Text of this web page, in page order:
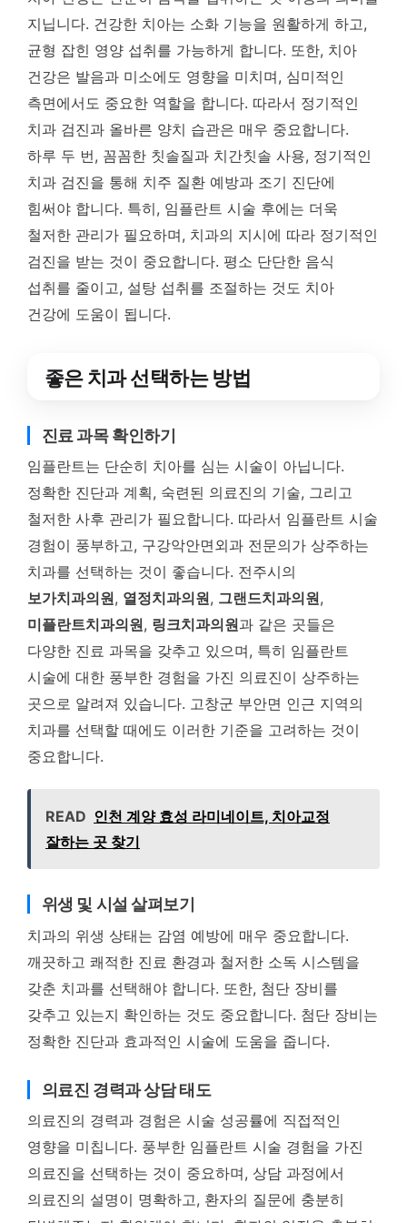
지닙니다. 건강한 치아는 소화 기능을 원활하게 하고,
균형 잡힌 영양 섭취를 가능하게 합니다. 또한, 치아
건강은 발음과 미소에도 영향을 미치며, 심미적인
측면에서도 중요한 역할을 합니다. 따라서 정기적인
치과 검진과 올바른 양치 습관은 매우 중요합니다.
하루 두 번, 꼼꼼한 칫솔질과 치간칫솔 사용, 정기적인
치과 검진을 통해 치주 질환 예방과 조기 진단에
힘써야 합니다. 특히, 임플란트 시술 후에는 더욱
철저한 관리가 필요하며, 치과의 지시에 따라 정기적인
검진을 받는 것이 중요합니다. 평소 단단한 음식
섭취를 줄이고, 설탕 섭취를 조절하는 것도 치아
건강에 도움이 됩니다.
좋은 치과 선택하는 방법
진료 과목 확인하기
임플란트는 단순히 치아를 심는 시술이 아닙니다.
정확한 진단과 계획, 숙련된 의료진의 기술, 그리고
철저한 사후 관리가 필요합니다. 따라서 임플란트 시술
경험이 풍부하고, 구강악안면외과 전문의가 상주하는
치과를 선택하는 것이 좋습니다. 전주시의
보가치과의원, 열정치과의원, 그랜드치과의원,
미플란트치과의원, 링크치과의원과 같은 곳들은
다양한 진료 과목을 갖추고 있으며, 특히 임플란트
시술에 대한 풍부한 경험을 가진 의료진이 상주하는
곳으로 알려져 있습니다. 고창군 부안면 인근 지역의
치과를 선택할 때에도 이러한 기준을 고려하는 것이
중요합니다.
READ 인천 계양 효성 라미네이트, 치아교정
잘하는 곳 찾기
위생 및 시설 살펴보기
치과의 위생 상태는 감염 예방에 매우 중요합니다.
깨끗하고 쾌적한 진료 환경과 철저한 소독 시스템을
갖춘 치과를 선택해야 합니다. 또한, 첨단 장비를
갖추고 있는지 확인하는 것도 중요합니다. 첨단 장비는
정확한 진단과 효과적인 시술에 도움을 줍니다.
의료진 경력과 상담 태도
의료진의 경력과 경험은 시술 성공률에 직접적인
영향을 미칩니다. 풍부한 임플란트 시술 경험을 가진
의료진을 선택하는 것이 중요하며, 상담 과정에서
의료진의 설명이 명확하고, 환자의 질문에 충분히